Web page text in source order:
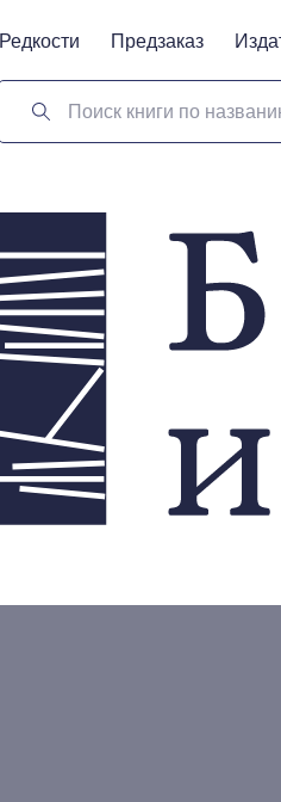
Поиск книги по
Предзаказ
Редкости Предзаказ
Редкости